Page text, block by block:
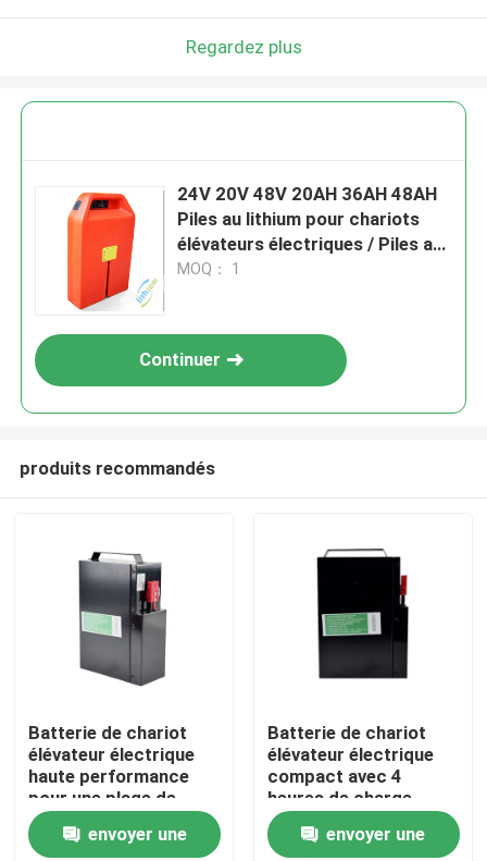
Maison
Produits
Regardez plus
24V 20V 48V 20AH 36AH 48AH
Piles au lithium pour chariots
élévateurs électriques / Piles au
lithium-ion
MOQ： 1
Continuer
produits recommandés
Batterie de chariot
élévateur électrique
haute performance
pour une plage de
température de -20 °C
à 50 °C envoyer une
Batterie de chariot
élévateur électrique
compact avec 4
heures de charge
185*84.5*250mm
envoyer une